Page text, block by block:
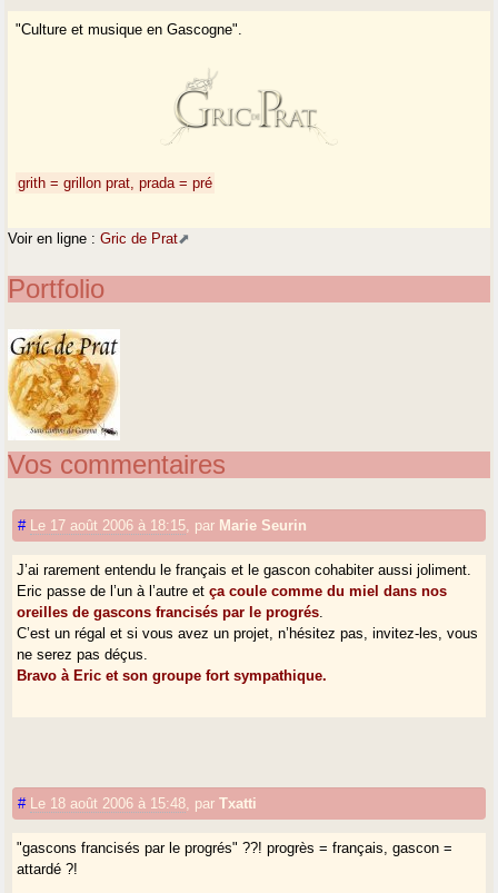
"Culture et musique en Gascogne".
grith = grillon prat, prada = pré
Voir en ligne :Gric de Prat
Portfolio
Vos commentaires
# Le 17 août 2006 à 18:15 par Marie Seurin
J’ai rarement entendu le français et le gascon cohabiter aussi joliment.
Eric passe de l’un à l’autre etça coule comme du miel dans nos
oreilles de gascons francisés par le progrés
C’est un régal et si vous avez un projet, n’hésitez pas, invitez-les, vous
ne serez pas déçus.
Bravo à Eric et son groupe fort sympathique.
# Le 18 août 2006 à 15:48 parTxatti
"gascons francisés par le progrés" ??! progrès = français, gascon =
attardé ?!